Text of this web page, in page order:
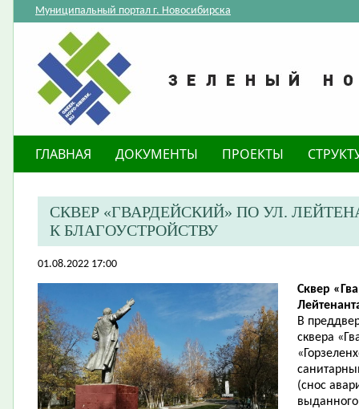
Муниципальный портал г. Новосибирска
ГЛАВНАЯ ДОКУМЕНТЫ ПРОЕКТЫ
​СКВЕР «ГВАРДЕЙСКИЙ» ПО УЛ.
К БЛАГОУСТРОЙСТВУ
01.08.2022 17:00
Сквер
В
сквера
(снос